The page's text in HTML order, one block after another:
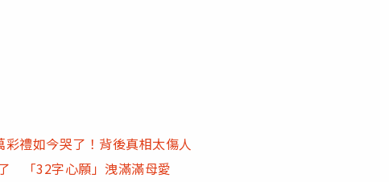
禮如今哭了！背後真相太傷人
「32字心願」洩滿滿母愛